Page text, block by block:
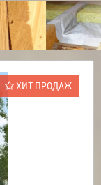
ХИТ ПРОДАЖ